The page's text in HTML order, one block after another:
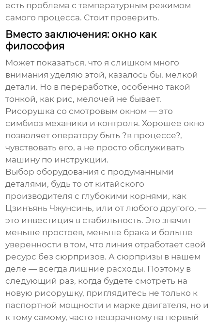
есть проблема с температурным режимом
самого процесса. Стоит проверить.
Вместо заключения: окно как
философия
Может показаться, что я слишком много
внимания уделяю этой, казалось бы, мелкой
детали. Но в переработке, особенно такой
тонкой, как рис, мелочей не бывает.
Рисорушка со смотровым окном — это
симбиоз механики и контроля. Хорошее окно
позволяет оператору быть ?в процессе?,
чувствовать его, а не просто обслуживать
машину по инструкции.
Выбор оборудования с продуманными
деталями, будь то от китайского
производителя с глубокими корнями, как
Цзинъянь Чжунсинь, или от любого другого, —
это инвестиция в стабильность. Это значит
меньше простоев, меньше брака и больше
уверенности в том, что линия отработает свой
ресурс без сюрпризов. А сюрпризы в нашем
деле — всегда лишние расходы. Поэтому в
следующий раз, когда будете смотреть на
новую рисорушку, приглядитесь не только к
паспортной мощности и марке двигателя, но и
к тому самому, часто невзрачному на первый